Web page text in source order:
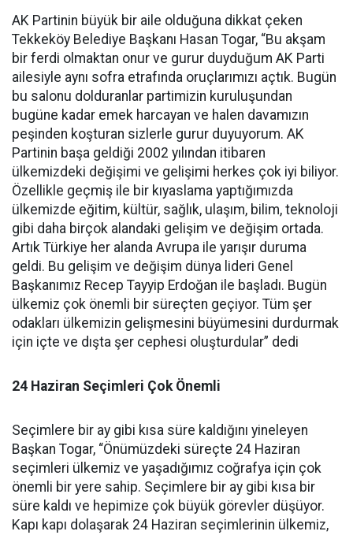
AK Partinin büyük bir aile olduğuna dikkat çeken
Tekkeköy Belediye Başkanı Hasan Togar, “Bu akşam
bir ferdi olmaktan onur ve gurur duyduğum AK Parti
ailesiyle aynı sofra etrafında oruçlarımızı açtık. Bugün
bu salonu dolduranlar partimizin kuruluşundan
bugüne kadar emek harcayan ve halen davamızın
peşinden koşturan sizlerle gurur duyuyorum. AK
Partinin başa geldiği 2002 yılından itibaren
ülkemizdeki değişimi ve gelişimi herkes çok iyi biliyor.
Özellikle geçmiş ile bir kıyaslama yaptığımızda
ülkemizde eğitim, kültür, sağlık, ulaşım, bilim, teknoloji
gibi daha birçok alandaki gelişim ve değişim ortada.
Artık Türkiye her alanda Avrupa ile yarışır duruma
geldi. Bu gelişim ve değişim dünya lideri Genel
Başkanımız Recep Tayyip Erdoğan ile başladı. Bugün
ülkemiz çok önemli bir süreçten geçiyor. Tüm şer
odakları ülkemizin gelişmesini büyümesini durdurmak
için içte ve dışta şer cephesi oluşturdular” dedi
24 Haziran Seçimleri Çok Önemli
Seçimlere bir ay gibi kısa süre kaldığını yineleyen
Başkan Togar, “Önümüzdeki süreçte 24 Haziran
seçimleri ülkemiz ve yaşadığımız coğrafya için çok
önemli bir yere sahip. Seçimlere bir ay gibi kısa bir
süre kaldı ve hepimize çok büyük görevler düşüyor.
Kapı kapı dolaşarak 24 Haziran seçimlerinin ülkemiz,